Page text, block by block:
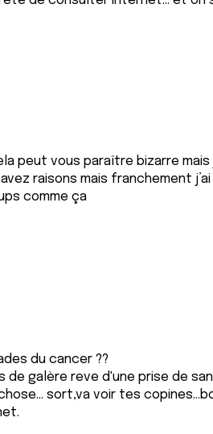
peut vous paraître bizarre
raisons mais franchement
comme ça
du cancer ??
galère reve d'une prise de
sort,va voir tes